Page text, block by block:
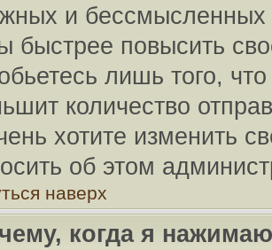
и
быстрее повысить
лишь того,
количество
хотите изменить
об этом
наверх
когда я